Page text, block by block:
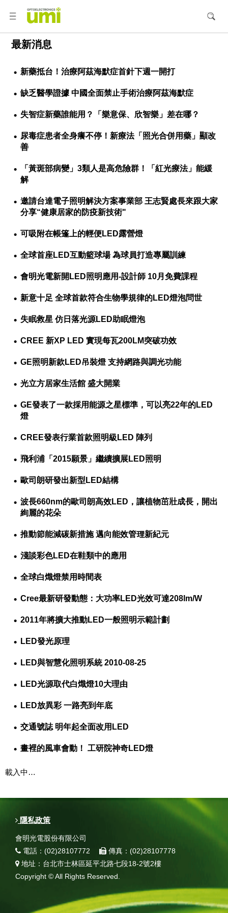
最新消息
新藥抵台！治療阿茲海默症首針下週一開打
缺乏醫學證據 中國全面禁止手術治療阿茲海默症
失智症新藥誰能用？「樂意保、欣智樂」差在哪？
尿毒症患者全身癢不停！新療法「照光合併用藥」顯改
善
「黃斑部病變」3類人是高危險群！「紅光療法」能緩
解
邀請台達電子照明解決方案事業部 王志賢處長來跟大家
分享“健康居家的防疫新技術"
可吸附在帳篷上的輕便LED露營燈
全球首座LED互動籃球場 為球員打造專屬訓練
會明光電新開LED照明應用-設計師 10月免費課程
新意十足 全球首款符合生物學規律的LED燈泡問世
失眠救星 仿日落光源LED助眠燈泡
CREE 新XP LED 實現每瓦200LM突破功效
GE照明新款LED吊裝燈 支持網路與調光功能
光立方居家生活館 盛大開業
GE發表了一款採用能源之星標準，可以亮22年的LED
燈
CREE發表行業首款照明級LED 陣列
飛利浦「2015願景」繼續擴展LED照明
歐司朗研發出新型LED結構
波長660nm的歐司朗高效LED，讓植物茁壯成長，開出
絢麗的花朵
推動節能減碳新措施 邁向能效管理新紀元
淺談彩色LED在鞋類中的應用
全球白熾燈禁用時間表
Cree最新研發動態：大功率LED光效可達208lm/W
2011年將擴大推動LED一般照明示範計劃
LED發光原理
LED與智慧化照明系統 2010-08-25
LED光源取代白熾燈10大理由
LED放異彩 一路亮到年底
交通號誌 明年起全面改用LED
畫裡的風車會動！ 工研院神奇LED燈
載入中…
隱私政策
會明光電股份有限公司
電話：(02)28107772
傳真：(02)28107778
地址：台北市士林區延平北路七段18-2號2樓
Copyright © All Rights Reserved.